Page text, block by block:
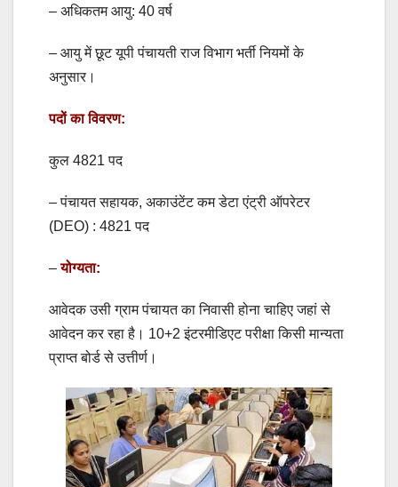
– अधिकतम आयु: 40 वर्ष
– आयु में छूट यूपी पंचायती राज विभाग भर्ती नियमों के
अनुसार।
पदों का विवरण:
कुल 4821 पद
– पंचायत सहायक, अकाउंटेंट कम डेटा एंट्री ऑपरेटर
(DEO) : 4821 पद
–योग्यता:
आवेदक उसी ग्राम पंचायत का निवासी होना चाहिए जहां से
आवेदन कर रहा है। 10+2 इंटरमीडिएट परीक्षा किसी मान्यता
प्राप्त बोर्ड से उत्तीर्ण।